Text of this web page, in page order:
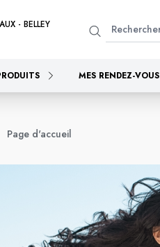
- BELLEY
MES RENDEZ-VOUS
Page d'accueil